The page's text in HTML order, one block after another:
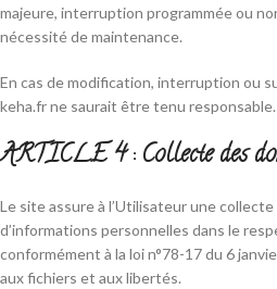
majeure, interruption programmée ou
nécessité de maintenance.
En cas de modification, interruption ou
keha.fr ne saurait être tenu responsable.
ARTICLE 4 : Collecte des
Le site assure à l’Utilisateur une
d’informations personnelles dans le
conformément à la loi n°78-17 du 6
aux fichiers et aux libertés.